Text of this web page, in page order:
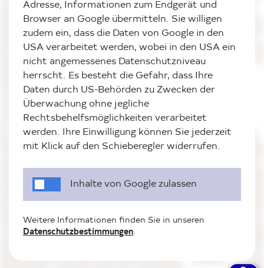
Loading...
Adresse, Informationen zum Endgerät und
Browser an Google übermitteln. Sie willigen
zudem ein, dass die Daten von Google in den
USA verarbeitet werden, wobei in den USA ein
nicht angemessenes Datenschutzniveau
herrscht. Es besteht die Gefahr, dass Ihre
Daten durch US-Behörden zu Zwecken der
Überwachung ohne jegliche
Rechtsbehelfsmöglichkeiten verarbeitet
werden. Ihre Einwilligung können Sie jederzeit
mit Klick auf den Schieberegler widerrufen.
Inhalte von Google zulassen
Weitere Informationen finden Sie in unseren
Datenschutzbestimmungen.